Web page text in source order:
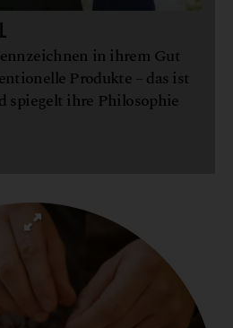
in ihrem Gut
Produkte – das ist
spiegelt ihre Philosophie